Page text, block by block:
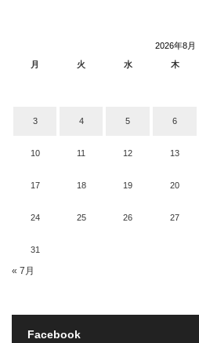
2026年8月
月
火 水 木
3 4 5 6
10 11 12 13
17 18 19 20
24 25 26 27
31
« 7月
Facebook